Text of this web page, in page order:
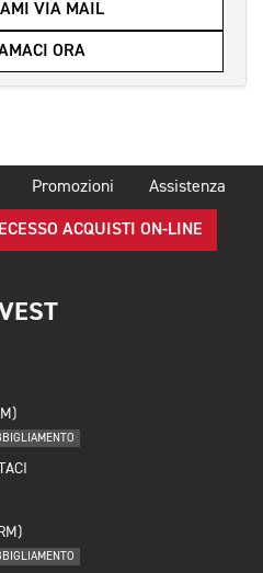
VIA MAIL
ORA
Promozioni Assistenza
ACQUISTI ON-LINE